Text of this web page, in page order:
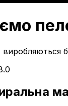
виробляються